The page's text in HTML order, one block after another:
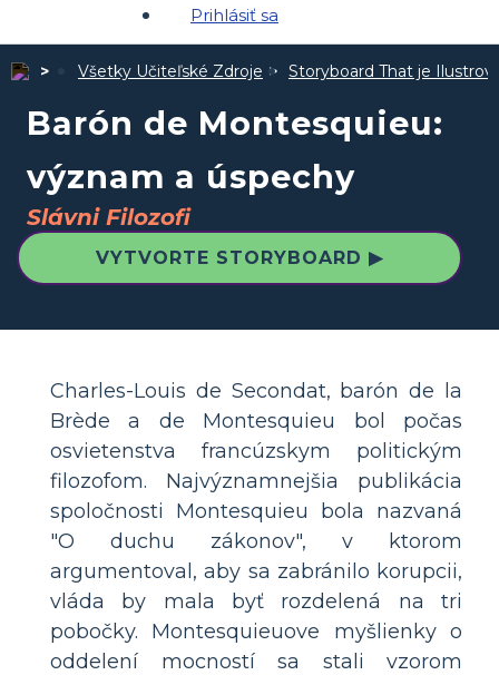
Prihlásiť sa
Všetky Učiteľské Zdroje Storyboard That je
Barón de Montesquieu:
význam a úspechy
Slávni Filozofi
VYTVORTE STORYBOARD ▶
Charles-Louis de Secondat, barón de la
Brède a de Montesquieu bol počas
osvietenstva francúzskym politickým
filozofom. Najvýznamnejšia publikácia
spoločnosti Montesquieu bola nazvaná
"O duchu zákonov", v ktorom
argumentoval, aby sa zabránilo korupcii,
vláda by mala byť rozdelená na tri
pobočky. Montesquieuove myšlienky o
oddelení mocností sa stali vzorom